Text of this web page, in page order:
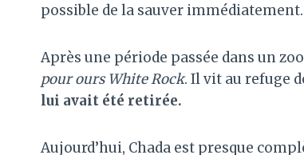
possible de la sauver immédiatement.
Après une période passée dans un
pour ours White Rock. Il vit au refuge
lui avait été retirée.
Aujourd’hui, Chada est presque